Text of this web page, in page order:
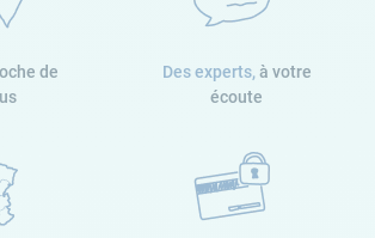
de
Des experts, à votre
écoute